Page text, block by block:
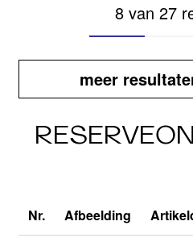
8 van 27
meer
Nr. Afbeelding